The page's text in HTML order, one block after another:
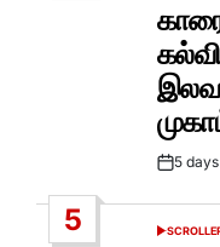
Post
5
5
POSTED